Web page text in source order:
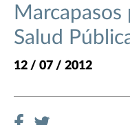
Marcapasos
Salud
12 / 07 / 2012